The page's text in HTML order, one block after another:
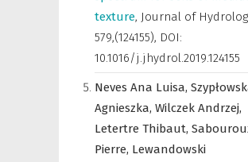
texture, Journal of
579,(124155), DOI:
10.1016/j.jhydrol.2019.124155
Neves Ana Luisa,
Agnieszka, Wilczek Andrzej,
Letertre Thibaut,
Pierre, Lewandowski